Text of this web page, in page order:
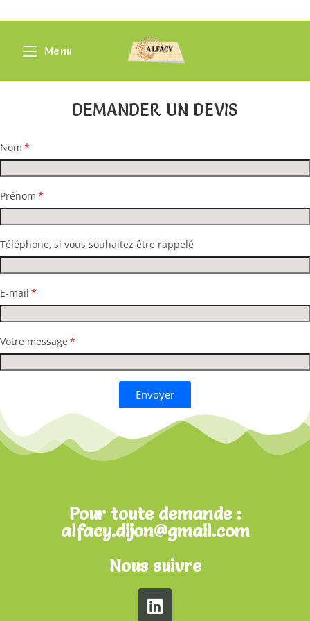
Menu
DEMANDER UN DEVIS
Nom
Prénom
Téléphone, si vous souhaitez être rappelé
E-mail
Votre message
Envoyer
Pour toute demande :
alfacy.dijon@gmail.com
Nous suivre